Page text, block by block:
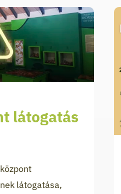
látogatás
látogatása,